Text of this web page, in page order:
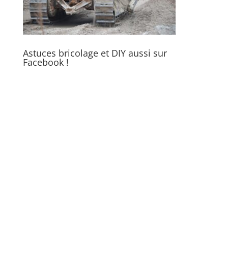
Astuces bricolage et DIY aussi sur
Facebook !